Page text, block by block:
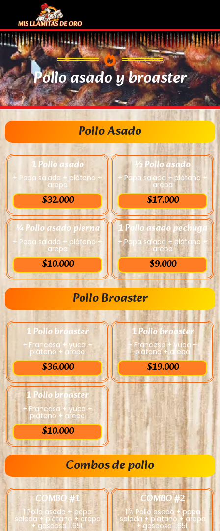
Pollo asado y broaster
Pollo Asado
1 Pollo asado
+ Papa salada + plátano +
arepa
$32.000
½ Pollo asado
+ Papa salada + plátano +
arepa
$17.000
¼ Pollo asado pierna
+ Papa salada + plátano +
arepa
$10.000
1 Pollo asado pechuga
+ Papa salada + plátano +
arepa
$9.000
Pollo Broaster
1 Pollo broaster
+ Francesa + yuca +
plátano + arepa
$36.000
1 Pollo broaster
+ Francesa + yuca +
plátano + arepa
$19.000
1 Pollo broaster
+ Francesa + yuca +
plátano + arepa
$10.000
Combos de pollo
COMBO #1
1 Pollo asado + papa
salada + plátano + arepa
+ gaseosa 1.65L
COMBO #2
1 ½ Pollo asado + papa
salada + plátano + arepa
+ gaseosa 1.65L